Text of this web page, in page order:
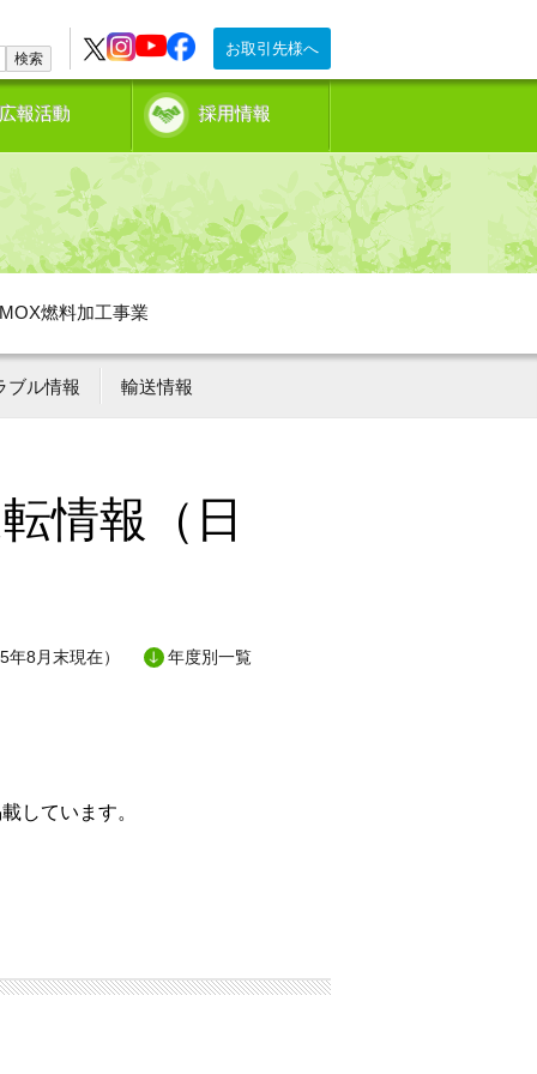
お取引先様へ
検索
報活動 採用情報
燃料加工事業
ブル情報 輸送情報
情報（日
8月末現在） 年度別一覧
しています。